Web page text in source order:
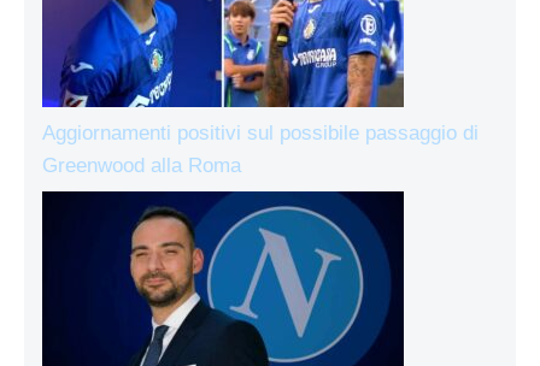
Aggiornamenti positivi sul possibile passaggio di
Greenwood alla Roma